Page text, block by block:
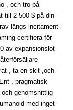
, och tro på
till 2 500 $ på din
längs incitament
certifiera för
av expansionslot
, ta en skit ,och
, pragmatisk
genomsnittlig
med inget